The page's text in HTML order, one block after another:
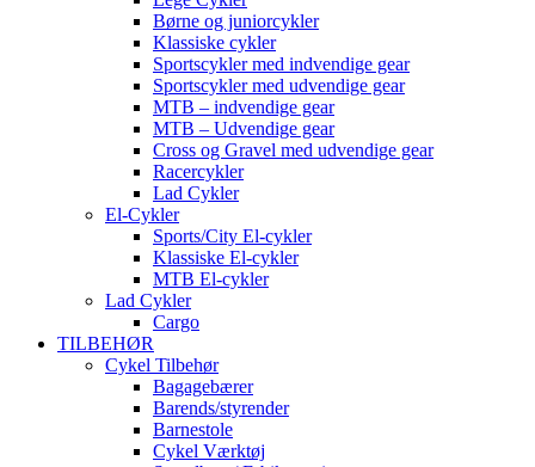
Børne og juniorcykler
Klassiske cykler
Sportscykler med indvendige gear
Sportscykler med udvendige gear
MTB – indvendige gear
MTB – Udvendige gear
Cross og Gravel med udvendige gear
Racercykler
Lad Cykler
El-Cykler
Sports/City El-cykler
Klassiske El-cykler
MTB El-cykler
Lad Cykler
Cargo
TILBEHØR
Cykel Tilbehør
Bagagebærer
Barends/styrender
Barnestole
Cykel Værktøj